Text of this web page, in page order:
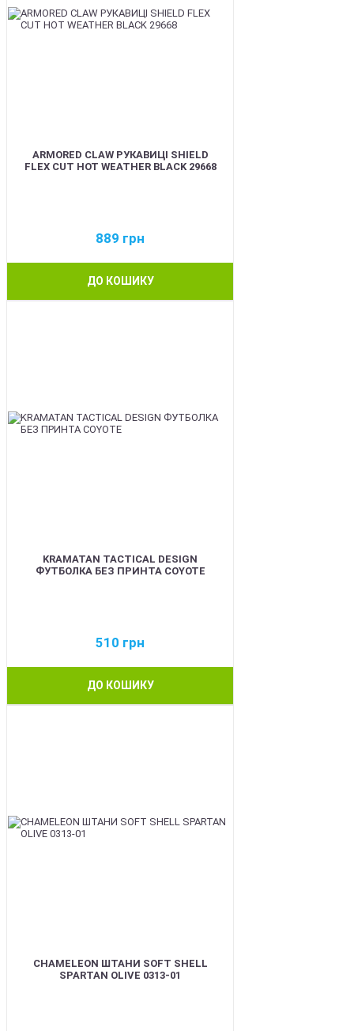
ARMORED CLAW РУКАВИЦІ SHIELD
FLEX CUT HOT WEATHER BLACK 29668
889 грн
ДО КОШИКУ
KRAMATAN TACTICAL DESIGN
ФУТБОЛКА БЕЗ ПРИНТА COYOTE
510 грн
ДО КОШИКУ
CHAMELEON ШТАНИ SOFT SHELL
SPARTAN OLIVE 0313-01